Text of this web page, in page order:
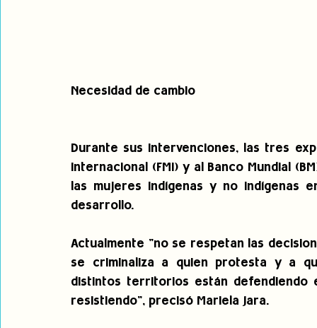
Necesidad de cambio
Durante sus intervenciones, las tres
Internacional (FMI) y al Banco Mundial
las mujeres indígenas y no indígenas
desarrollo.
Actualmente "no se respetan las
se criminaliza a quien protesta y a
distintos territorios están defendiendo
resistiendo", precisó Mariela Jara.